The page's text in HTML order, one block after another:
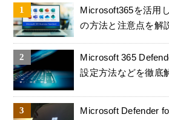
Microsoft365を活用
の方法と注意点を解
Microsoft 365
設定方法などを徹底
Microsoft Defender